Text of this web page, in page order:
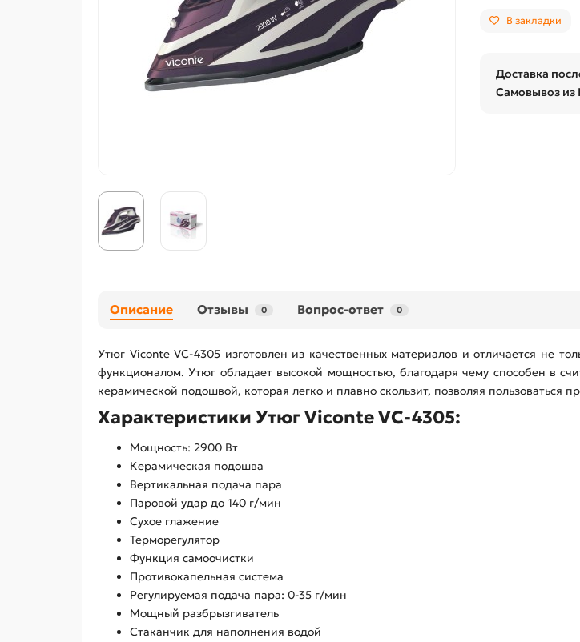
В закладки
Доставка
Самовывоз из
Описание Отзывы 0 Вопрос-ответ 0
Утюг Viconte VC-4305 изготовлен из качественных материалов и отличается не
функционалом. Утюг обладает высокой мощностью, благодаря чему способен в
керамической подошвой, которая легко и плавно скользит, позволяя пользоваться
Характеристики Утюг Viconte VC-4305:
Мощность: 2900 Вт
Керамическая подошва
Вертикальная подача пара
Паровой удар до 140 г/мин
Сухое глажение
Терморегулятор
Функция самоочистки
Противокапельная система
Регулируемая подача пара: 0-35 г/мин
Мощный разбрызгиватель
Стаканчик для наполнения водой